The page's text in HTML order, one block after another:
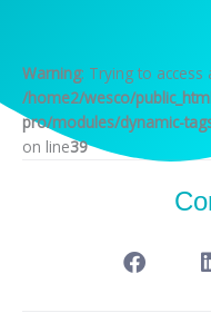
Warning: Trying to
/home2/wesco/
pro/modules/dynamic-
on line39